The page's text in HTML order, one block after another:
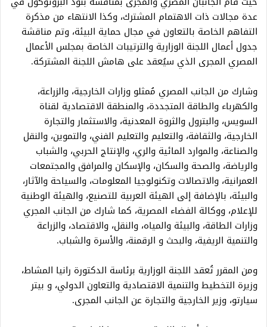
عدة مجالات ذات الاهتمام المشترك، وكذا الانتهاء من مذكرة
التفاهم الخاصة بالتعاون في مجال حماية البيئة، وتم مناقشة
جدول أعمال اللجنة الوزارية والترتيبات الخاصة بمجلس الأعمال
المصري المجرى الذي سيُعقد على هامش اللجنة المشتركة.
وشارك من الجانب المصري مُمثلو وزارات الخارجية، والزراعة،
والكهرباء والطاقة المتجددة، والمنطقة الاقتصادية لقناة
السويس، والبترول والثروة المعدنية، والاستثمار والتجارة
الخارجية، والثقافة، والتعليم والتعليم الفني، والتموين، والنقل
والصناعة، والموارد المائية والري، والإنتاج الحربي، والشباب
والرياضة، والصحة والسكان، والإسكان والمرافق والمجتمعات
العمرانية، والاتصالات وتكنولوجيا المعلومات، والسياحة والآثار،
والبيئة، بالإضافة إلى الهيئة العربية للتصنيع، والهيئة الوطنية
للإعلام، ووكالة الفضاء المصرية، كما شارك من الجانب المجري
وزارات الطاقة، والبيئة والمياه، والنقل، والاقتصاد، والزراعة
والتنمية الريفية، والبحث و الرقمنة، والأسرة والشباب.
ومن المقرر تُعقد اللجنة الوزارية برئاسة الدكتورة رانيا المشاط،
وزيرة التخطيط والتنمية الاقتصادية والتعاون الدولي، و بيتر
سيارتو، وزير الخارجية والتجارة عن الجانب المجرى.